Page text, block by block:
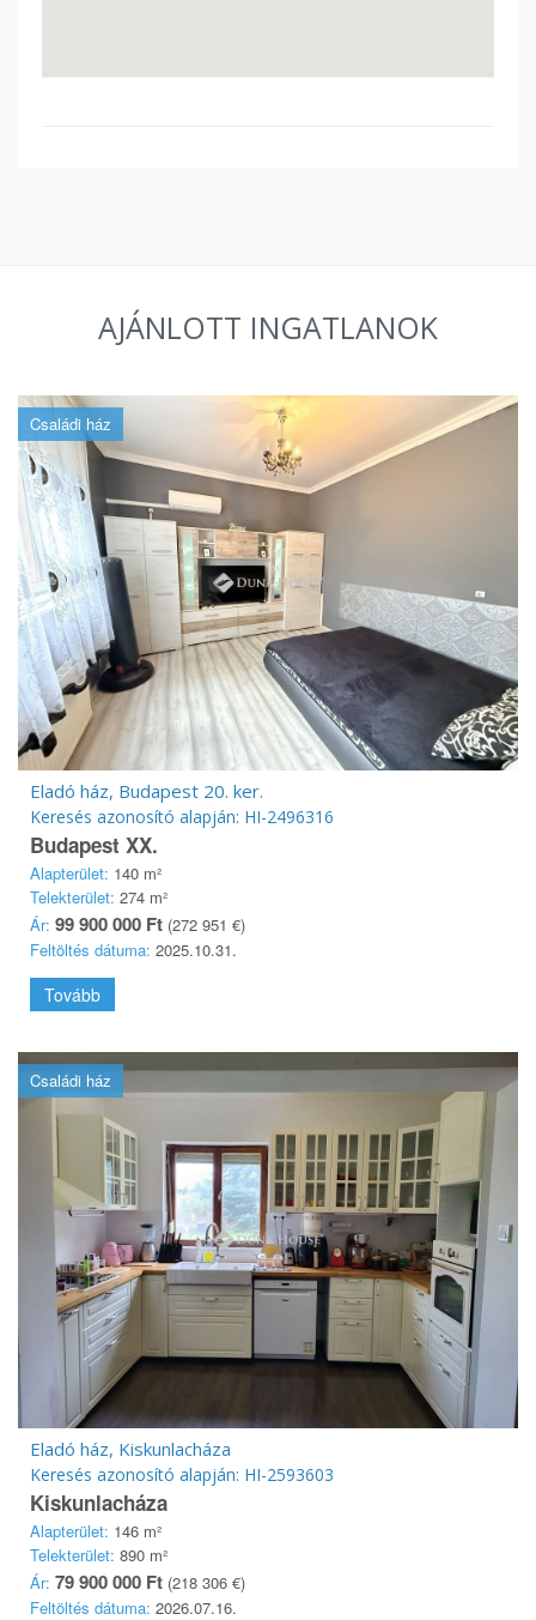
AJÁNLOTT INGATLANOK
Családi ház
Eladó ház, Budapest 20. ker.
Keresés azonosító alapján: HI-2496316
Budapest XX.
Alapterület: 140 m²
Telekterület: 274 m²
Ár: 99 900 000 Ft (272 951 €)
Feltöltés dátuma: 2025.10.31.
Tovább
Családi ház
Eladó ház, Kiskunlacháza
Keresés azonosító alapján: HI-2593603
Kiskunlacháza
Alapterület: 146 m²
Telekterület: 890 m²
Ár: 79 900 000 Ft (218 306 €)
Feltöltés dátuma: 2026.07.16.